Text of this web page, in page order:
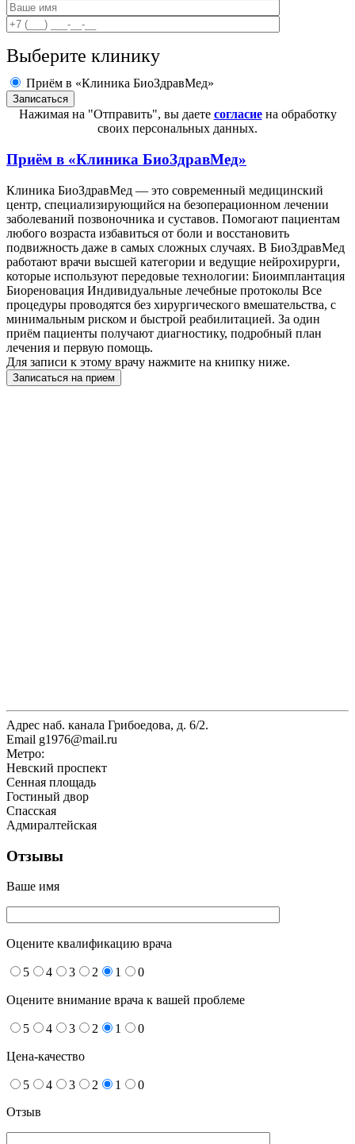
Выберите клинику
Приём в «Клиника БиоЗдравМед»
Нажимая на "Отправить", вы даете согласиена обработку
своих персональных данных.
Приём в «Клиника БиоЗдравМед»
Клиника БиоЗдравМед — это современный медицинский
центр, специализирующийся на безоперационном лечении
заболеваний позвоночника и суставов. Помогают пациентам
любого возраста избавиться от боли и восстановить
подвижность даже в самых сложных случаях. В БиоЗдравМед
работают врачи высшей категории и ведущие нейрохирурги,
которые используют передовые технологии: Биоимплантация
Биореновация Индивидуальные лечебные протоколы Все
процедуры проводятся без хирургического вмешательства, с
минимальным риском и быстрой реабилитацией. За один
приём пациенты получают диагностику, подробный план
лечения и первую помощь.
Для записи к этому врачу нажмите на книпку ниже.
Записаться на прием
Адрес наб. канала Грибоедова, д. 6/2.
Email g1976@mail.ru
Метро:
Невский проспект
Сенная площадь
Гостиный двор
Спасская
Адмиралтейская
Отзывы
Ваше имя
Оцените квалификацию врача
5 4 3 2 1 0
Оцените внимание врача к вашей проблеме
5 4 3 2 1 0
Цена-качество
5 4 3 2 1
0
Отзыв